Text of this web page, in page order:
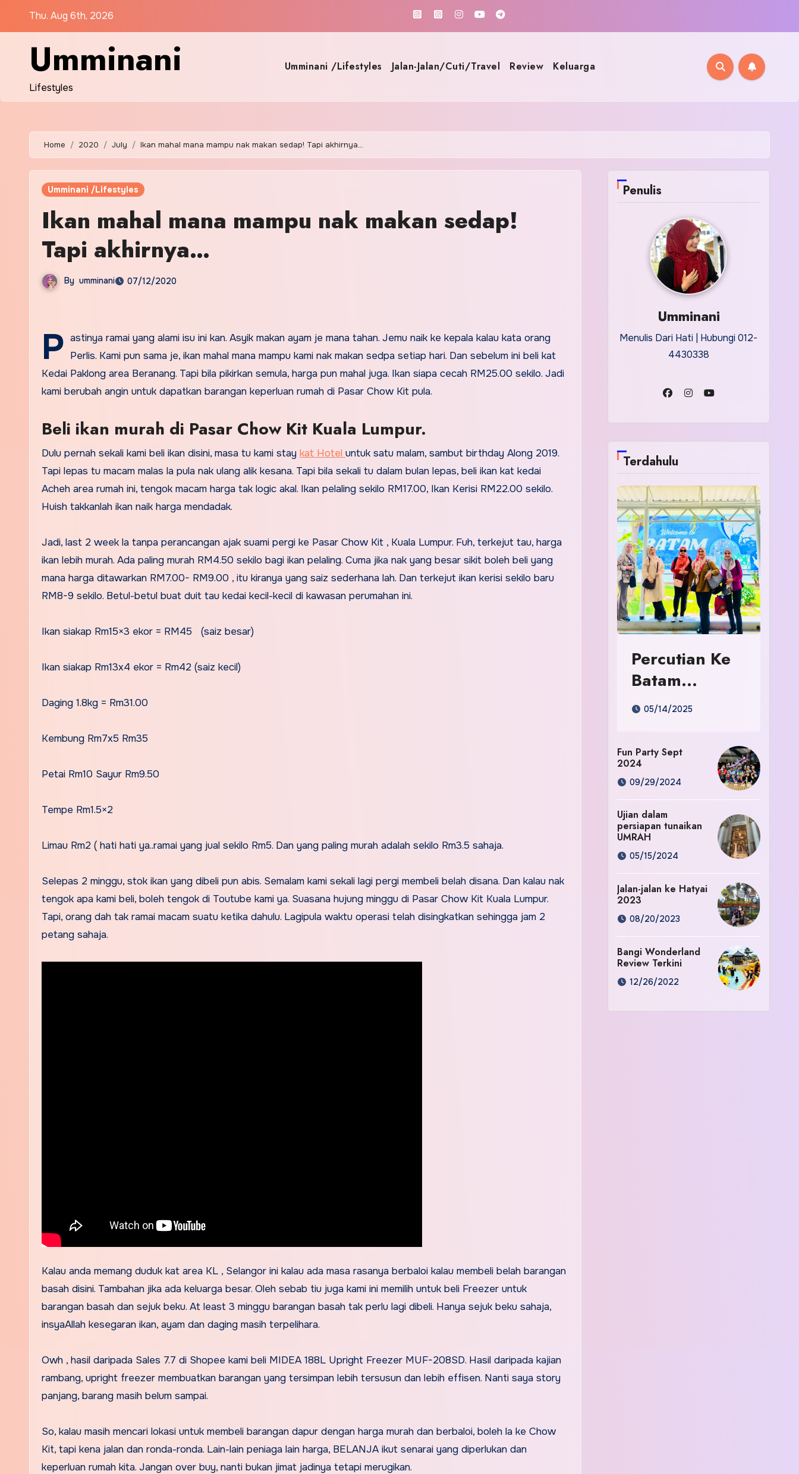
Thu. Aug 6th, 2026
Umminani
Lifestyles
Umminani /Lifestyles Jalan-Jalan/Cuti/Travel Review Keluarga
Home 2020 July Ikan mahal mana mampu nak makan sedap! Tapi akhirnya…
Umminani /Lifestyles
Ikan mahal mana mampu nak makan sedap!
Tapi akhirnya…
By umminani 07/12/2020
P astinya ramai yang alami isu ini kan. Asyik makan ayam je mana tahan. Jemu naik ke kepala kalau kata orang
Perlis. Kami pun sama je, ikan mahal mana mampu kami nak makan sedpa setiap hari. Dan sebelum ini beli kat
Kedai Paklong area Beranang. Tapi bila pikirkan semula, harga pun mahal juga. Ikan siapa cecah RM25.00 sekilo. Jadi
kami berubah angin untuk dapatkan barangan keperluan rumah di Pasar Chow Kit pula.
Beli ikan murah di Pasar Chow Kit Kuala Lumpur.
Dulu pernah sekali kami beli ikan disini, masa tu kami stay kat Hotel untuk satu malam, sambut birthday Along 2019.
Tapi lepas tu macam malas la pula nak ulang alik kesana. Tapi bila sekali tu dalam bulan lepas, beli ikan kat kedai
Acheh area rumah ini, tengok macam harga tak logic akal. Ikan pelaling sekilo RM17.00, Ikan Kerisi RM22.00 sekilo.
Huish takkanlah ikan naik harga mendadak.
Jadi, last 2 week la tanpa perancangan ajak suami pergi ke Pasar Chow Kit , Kuala Lumpur. Fuh, terkejut tau, harga
ikan lebih murah. Ada paling murah RM4.50 sekilo bagi ikan pelaling. Cuma jika nak yang besar sikit boleh beli yang
mana harga ditawarkan RM7.00- RM9.00 , itu kiranya yang saiz sederhana lah. Dan terkejut ikan kerisi sekilo baru
RM8-9 sekilo. Betul-betul buat duit tau kedai kecil-kecil di kawasan perumahan ini.
Ikan siakap Rm15×3 ekor = RM45 (saiz besar)
Ikan siakap Rm13x4 ekor = Rm42 (saiz kecil)
Daging 1.8kg = Rm31.00
Kembung Rm7x5 Rm35
Petai Rm10 Sayur Rm9.50
Tempe Rm1.5×2
Limau Rm2 ( hati hati ya..ramai yang jual sekilo Rm5. Dan yang paling murah adalah sekilo Rm3.5 sahaja.
Selepas 2 minggu, stok ikan yang dibeli pun abis. Semalam kami sekali lagi pergi membeli belah disana. Dan kalau nak
tengok apa kami beli, boleh tengok di Toutube kami ya. Suasana hujung minggu di Pasar Chow Kit Kuala Lumpur.
Tapi, orang dah tak ramai macam suatu ketika dahulu. Lagipula waktu operasi telah disingkatkan sehingga jam 2
petang sahaja.
Kalau anda memang duduk kat area KL , Selangor ini kalau ada masa rasanya berbaloi kalau membeli belah barangan
basah disini. Tambahan jika ada keluarga besar. Oleh sebab tiu juga kami ini memilih untuk beli Freezer untuk
barangan basah dan sejuk beku. At least 3 minggu barangan basah tak perlu lagi dibeli. Hanya sejuk beku sahaja,
insyaAllah kesegaran ikan, ayam dan daging masih terpelihara.
Owh , hasil daripada Sales 7.7 di Shopee kami beli MIDEA 188L Upright Freezer MUF-208SD. Hasil daripada kajian
rambang, upright freezer membuatkan barangan yang tersimpan lebih tersusun dan lebih effisen. Nanti saya story
panjang, barang masih belum sampai.
So, kalau masih mencari lokasi untuk membeli barangan dapur dengan harga murah dan berbaloi, boleh la ke Chow
Kit, tapi kena jalan dan ronda-ronda. Lain-lain peniaga lain harga, BELANJA ikut senarai yang diperlukan dan
keperluan rumah kita. Jangan over buy, nanti bukan jimat jadinya tetapi merugikan.
Penulis
Umminani
Menulis Dari Hati | Hubungi 012-
4430338
Terdahulu
Percutian Ke
Batam
Indonesia
05/14/2025
Fun Party Sept
2024
09/29/2024
Ujian dalam
persiapan tunaikan
UMRAH
05/15/2024
Jalan-jalan ke Hatyai
2023
08/20/2023
Bangi Wonderland
Review Terkini
12/26/2022